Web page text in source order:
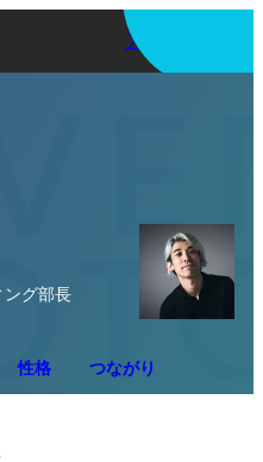
アプリを使う
ング部長
性格 つながり